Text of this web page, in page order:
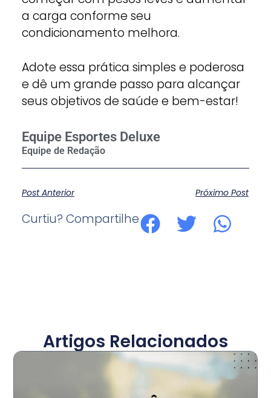
a carga conforme seu
condicionamento melhora.
Adote essa prática simples e poderosa
e dê um grande passo para alcançar
seus objetivos de saúde e bem-estar!
Equipe Esportes Deluxe
Post Anterior Próximo Post
Curtiu? Compartilhe
Artigos Relacionados